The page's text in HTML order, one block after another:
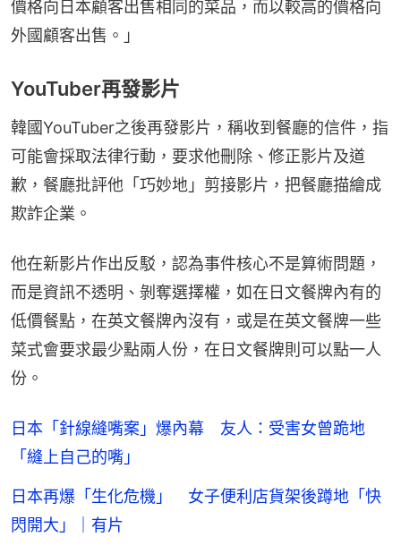
價格向日本顧客出售相同的菜品，而以較高的價格向
外國顧客出售。」
YouTuber再發影片
韓國YouTuber之後再發影片，稱收到餐廳的信件，指
可能會採取法律行動，要求他刪除、修正影片及道
歉，餐廳批評他「巧妙地」剪接影片，把餐廳描繪成
欺詐企業。
他在新影片作出反駁，認為事件核心不是算術問題，
而是資訊不透明、剝奪選擇權，如在日文餐牌內有的
低價餐點，在英文餐牌內沒有，或是在英文餐牌一些
菜式會要求最少點兩人份，在日文餐牌則可以點一人
份。
日本「針線縫嘴案」爆內幕 友人：受害女曾跪地
「縫上自己的嘴」
日本再爆「生化危機」 女子便利店貨架後蹲地「快
閃開大」｜有片